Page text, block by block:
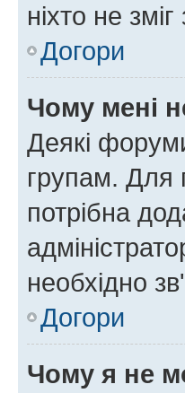
ніхто не
Догори
Чому мені
Деякі
групам. Для
потрібна
необхідно
Догори
Чому я не